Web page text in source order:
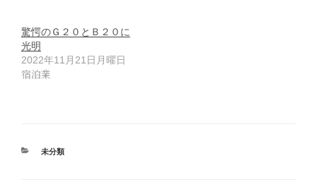
驚愕のＧ２０とＢ２０に
光明
2022年11月21日月曜日
宿泊業
カ
未分類